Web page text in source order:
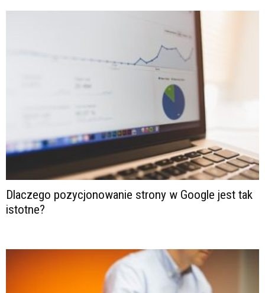
Dlaczego pozycjonowanie strony w Google jest tak
istotne?